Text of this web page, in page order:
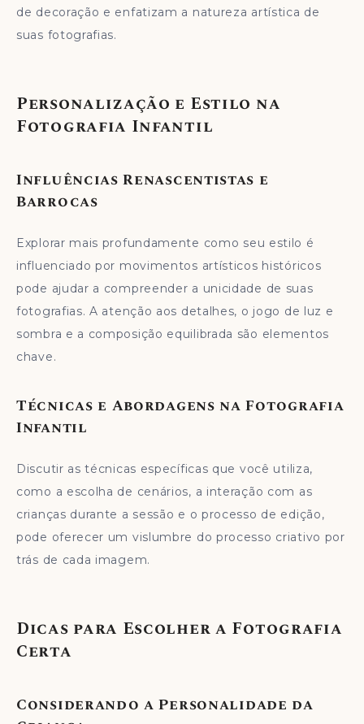
de decoração e enfatizam a natureza artística de
suas fotografias.
Personalização e Estilo na
Fotografia Infantil
Influências Renascentistas e
Barrocas
Explorar mais profundamente como seu estilo é
influenciado por movimentos artísticos históricos
pode ajudar a compreender a unicidade de suas
fotografias. A atenção aos detalhes, o jogo de luz e
sombra e a composição equilibrada são elementos
chave.
Técnicas e Abordagens na Fotografia
Infantil
Discutir as técnicas específicas que você utiliza,
como a escolha de cenários, a interação com as
crianças durante a sessão e o processo de edição,
pode oferecer um vislumbre do processo criativo por
trás de cada imagem.
Dicas para Escolher a Fotografia
Certa
Considerando a Personalidade da